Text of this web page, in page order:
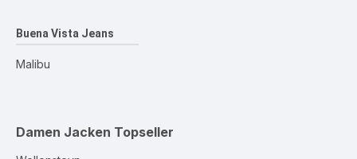
Buena Vista Jeans
Malibu
Damen Jacken Topseller